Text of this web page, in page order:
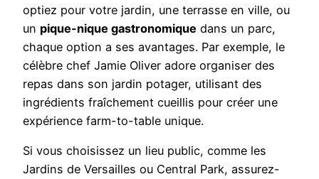
optiez pour votre jardin, une terrasse en ville, ou
un pique-nique gastronomique dans un parc,
chaque option a ses avantages. Par exemple, le
célèbre chef Jamie Oliver adore organiser des
repas dans son jardin potager, utilisant des
ingrédients fraîchement cueillis pour créer une
expérience farm-to-table unique.
Si vous choisissez un lieu public, comme les
Jardins de Versailles ou Central Park, assurez-